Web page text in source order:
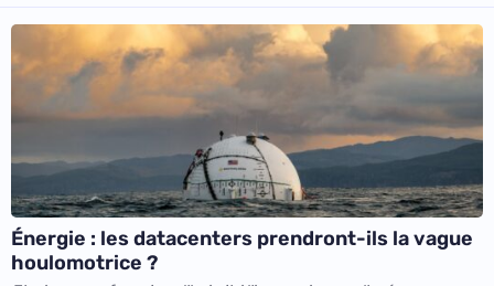
Énergie : les datacenters prendront-ils la vague
houlomotrice ?